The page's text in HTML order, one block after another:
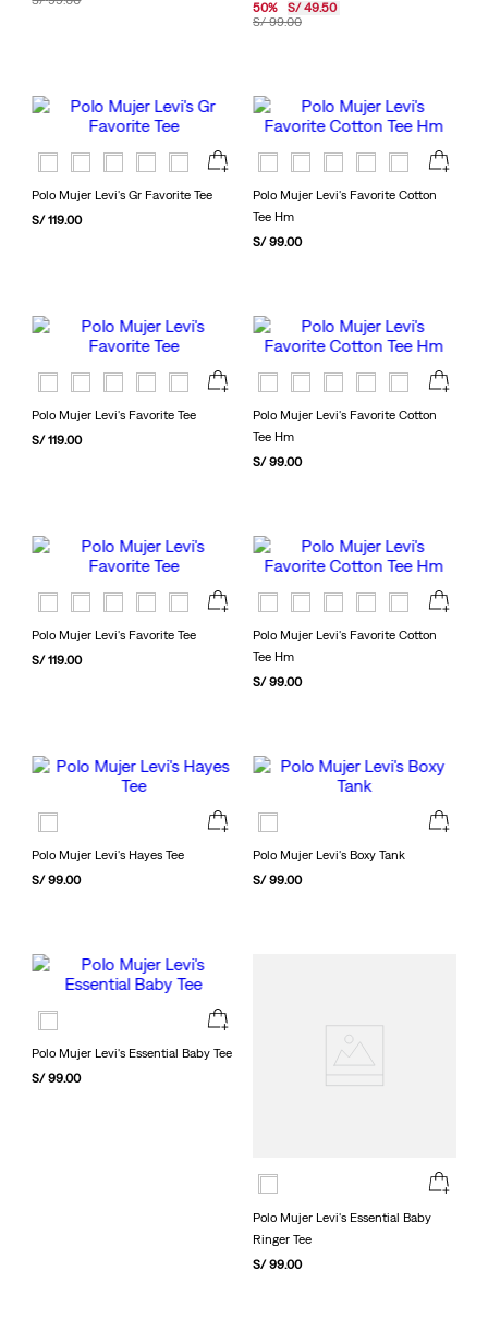
S/ 99.00
50% S/ 49.50
Polo Mujer Levi's Gr Favorite Tee
S/ 119.00
Polo Mujer Levi's Favorite Cotton
Tee Hm
S/ 99.00
Polo Mujer Levi's Favorite Tee
S/ 119.00
Polo Mujer Levi's Favorite Cotton
Tee Hm
S/ 99.00
Polo Mujer Levi's Favorite Tee
S/ 119.00
Polo Mujer Levi's Favorite Cotton
Tee Hm
S/ 99.00
Polo Mujer Levi's Hayes Tee
S/ 99.00
Polo Mujer Levi's Boxy Tank
S/ 99.00
Polo Mujer Levi's Essential Baby Tee
S/ 99.00
Polo Mujer Levi's Essential Baby
Ringer Tee
S/ 99.00